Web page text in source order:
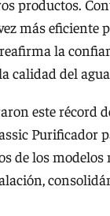
productos.
más eficiente
la
calidad del
este récord
Purificador
de los